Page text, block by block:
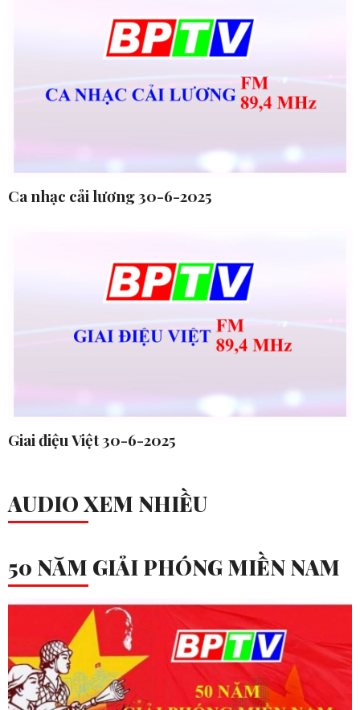
Ca nhạc cải lương 30-6-2025
Giai điệu Việt 30-6-2025
AUDIO XEM NHIỀU
50 NĂM GIẢI PHÓNG MIỀN NAM